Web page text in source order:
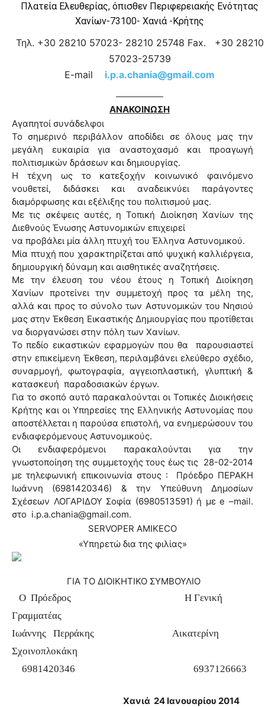
Πλατεία Ελευθερίας, όπισθεν Περιφερειακής Ενότητας
Χανίων-73100- Χανιά -Κρήτης
Τηλ. +30 28210 57023- 28210 25748 Fax. +30 28210
57023-25739
E-mail i.p.a.chania@gmail.com
ΑΝΑΚΟΙΝΩΣΗ
Αγαπητοί συνάδελφοι
Το σημερινό περιβάλλον αποδίδει σε όλους μας την
μεγάλη ευκαιρία για αναστοχασμό και προαγωγή
πολιτισμικών δράσεων και δημιουργίας.
Η τέχνη ως το κατεξοχήν κοινωνικό φαινόμενο
νουθετεί, διδάσκει και αναδεικνύει παράγοντες
διαμόρφωσης και εξέλιξης του πολιτισμού μας.
Με τις σκέψεις αυτές, η Τοπική Διοίκηση Χανίων της
Διεθνούς Ένωσης Αστυνομικών επιχειρεί
να προβάλει μία άλλη πτυχή του Έλληνα Αστυνομικού.
Μία πτυχή που χαρακτηρίζεται από ψυχική καλλιέργεια,
δημιουργική δύναμη και αισθητικές αναζητήσεις.
Με την έλευση του νέου έτους η Τοπική Διοίκηση
Χανίων προτείνει την συμμετοχή προς τα μέλη της,
αλλά και προς το σύνολο των Αστυνομικών του Νησιού
μας στην Έκθεση Εικαστικής Δημιουργίας που προτίθεται
να διοργανώσει στην πόλη των Χανίων.
Το πεδίο εικαστικών εφαρμογών που θα παρουσιαστεί
στην επικείμενη Έκθεση, περιλαμβάνει ελεύθερο σχέδιο,
συναρμογή, φωτογραφία, αγγειοπλαστική, γλυπτική &
κατασκευή παραδοσιακών έργων.
Για το σκοπό αυτό παρακαλούνται οι Τοπικές Διοικήσεις
Κρήτης και οι Υπηρεσίες της Ελληνικής Αστυνομίας που
αποστέλλεται η παρούσα επιστολή, να ενημερώσουν του
ενδιαφερόμενους Αστυνομικούς.
Οι ενδιαφερόμενοι παρακαλούνται για την
γνωστοποίηση της συμμετοχής τους έως τις 28-02-2014
με τηλεφωνική επικοινωνία στους : Πρόεδρο ΠΕΡΑΚΗ
Ιωάννη (6981420346) & την Υπεύθυνη Δημοσίων
Σχέσεων ΛΟΓΑΡΙΔΟΥ Σοφία (6980513591) ή μεe –mail.
στο i.p.a.chania@gmail.com.
SERVOPER AMIKECO
«Υπηρετώ δια της φιλίας»
ΓΙΑ ΤΟ ΔΙΟΙΚΗΤΙΚΟ ΣΥΜΒΟΥΛΙΟ
Ο Πρόεδρος Η Γενική
Γραμματέας
Ιωάννης
Περράκης
Αικατερίνη
Σχοινοπλοκάκη
6981420346 6937126663
Χανιά 24 Ιανουαρίου 2014